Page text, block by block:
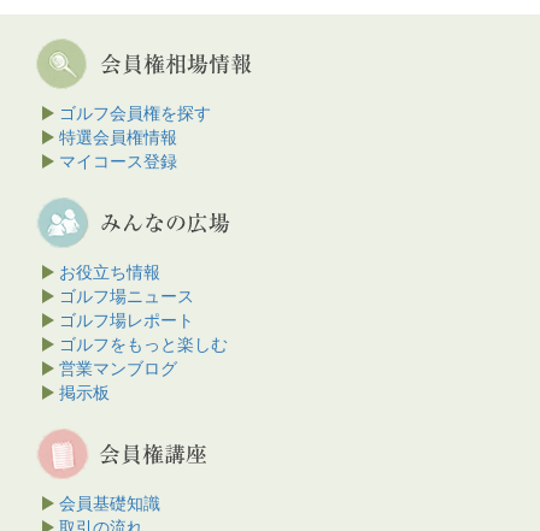
ゴルフ会員権を探す
特選会員権情報
マイコース登録
お役立ち情報
ゴルフ場ニュース
ゴルフ場レポート
ゴルフをもっと楽しむ
営業マンブログ
掲示板
会員基礎知識